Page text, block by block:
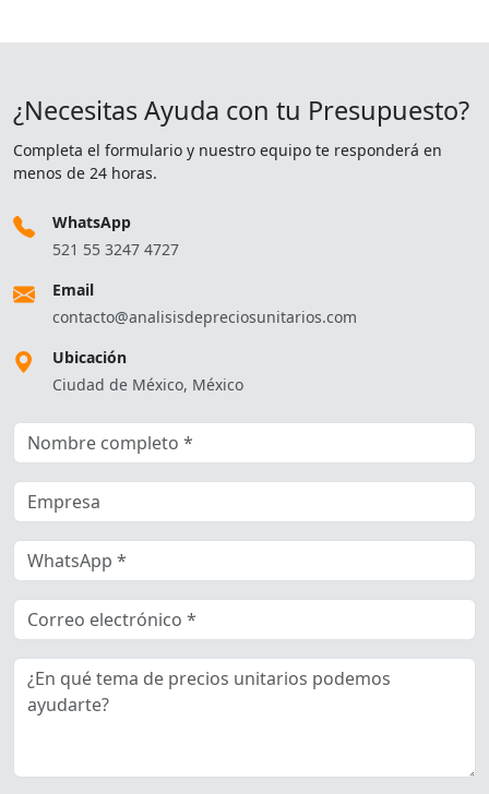
¿Necesitas Ayuda con tu Presupuesto?
Completa el formulario y nuestro equipo te responderá en
menos de 24 horas.
WhatsApp
521 55 3247 4727
Email
contacto@analisisdepreciosunitarios.com
Ubicación
Ciudad de México, México